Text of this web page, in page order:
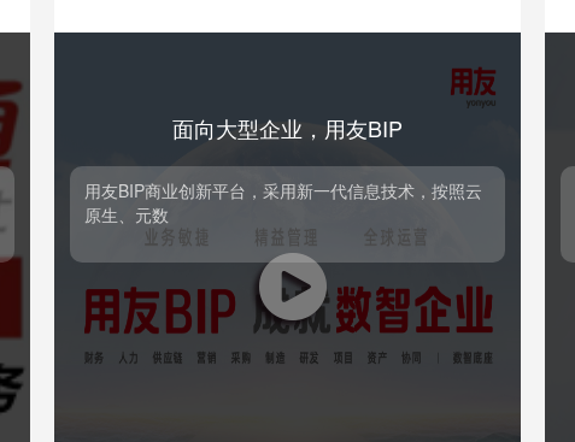
面向大型企业，用友BIP
用友BIP商业创新平台，采用新一代信息技术，按照
云原生、元数据驱动、中台化和数用分离的架构设
计，涵盖平台服务、应用服务、业务服务与数据服务
等形态，集工具、能力和资源服务为一体，服务企业
与产业商业创新的平台型、生态化的云服务群。
面向大型企业，用友BIP
用友BIP商业创新平台，采用新一代信息技术，按照云
原生、元数